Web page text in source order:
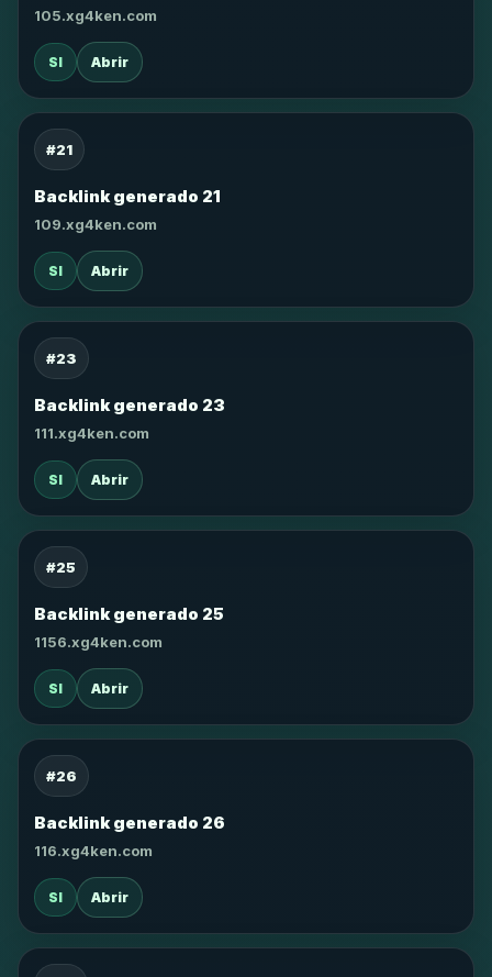
105.xg4ken.com
SI Abrir
#21
Backlink generado 21
109.xg4ken.com
SI Abrir
#23
Backlink generado 23
111.xg4ken.com
SI Abrir
#25
Backlink generado 25
1156.xg4ken.com
SI Abrir
#26
Backlink generado 26
116.xg4ken.com
SI Abrir